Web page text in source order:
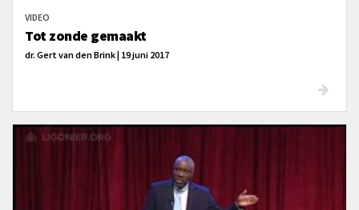
VIDEO
Tot zonde gemaakt
dr. Gert van den Brink | 19 juni 2017